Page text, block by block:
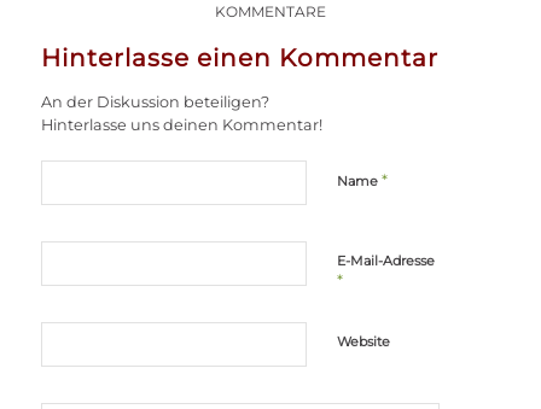
KOMMENTARE
Hinterlasse einen Kommentar
An der Diskussion beteiligen?
Hinterlasse uns deinen Kommentar!
Name *
E-Mail-Adresse
*
Website